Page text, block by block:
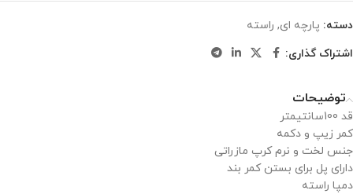
دسته: پارچه ای, راسته
اشتراک گذاری:
توضیحات
قد 100سانتیمتر
کمر زیپ و دکمه
جنس لخت و نرم کرپ مازراتی
دارای پل برای بستن کمر بند
دمپا راسته